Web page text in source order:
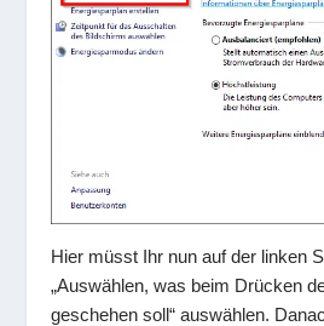
Hier müsst Ihr nun auf der linken
„Auswählen, was beim Drücken
geschehen soll“ auswählen.